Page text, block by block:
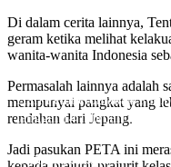
Di dalam cerita lainnya,
geram ketika melihat
wanita-wanita Indonesia
Permasalah lainnya adalah
mempunyai pangkat yang
rendahan dari Jepang.
Jadi pasukan PETA ini
Hari
Hari Pemberontakan
tanggal 14 februari setiap
sendiri didirikan
Oleh Kiki Kinanti